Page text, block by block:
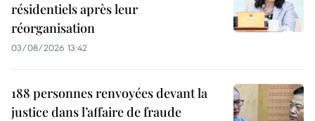
résidentiels après leur
réorganisation
03/08/2026 13:42
188 personnes renvoyées devant la
justice dans l’affaire de fraude